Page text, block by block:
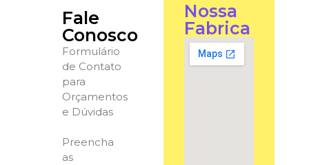
Fale
Conosco
Formulário
de Contato
para
Orçamentos
e Dúvidas
Preencha
as
Nossa
Fabrica